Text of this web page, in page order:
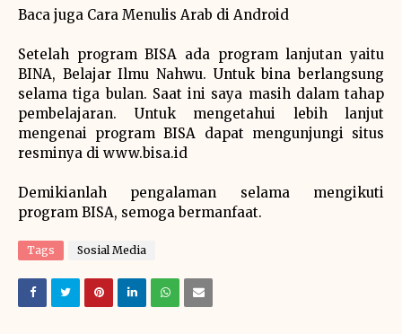
Baca juga Cara Menulis Arab di Android
Setelah program BISA ada program lanjutan yaitu
BINA, Belajar Ilmu Nahwu. Untuk bina berlangsung
selama tiga bulan. Saat ini saya masih dalam tahap
pembelajaran. Untuk mengetahui lebih lanjut
mengenai program BISA dapat mengunjungi situs
resminya di www.bisa.id
Demikianlah pengalaman selama mengikuti
program BISA, semoga bermanfaat.
Tags Sosial Media